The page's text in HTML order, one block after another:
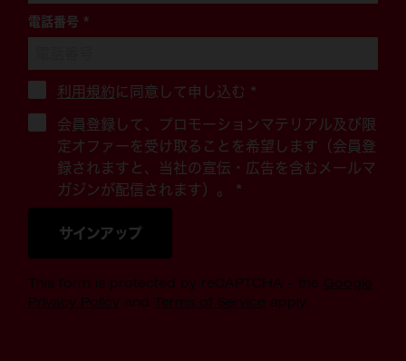
電話番号 *
利用規約に同意して申し込む *
会員登録して、プロモーションマテリアル及び限
定オファーを受け取ることを希望します（会員登
録されますと、当社の宣伝・広告を含むメールマ
ガジンが配信されます）。 *
サインアップ
This form is protected by reCAPTCHA - the Google
Privacy Policyand Terms of Service apply.